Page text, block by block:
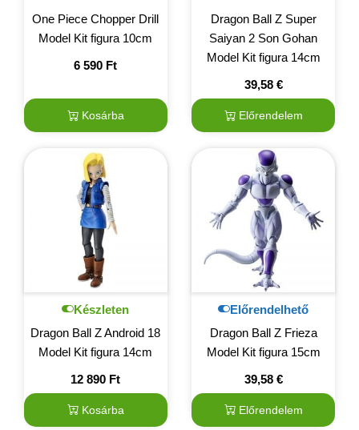
One Piece Chopper Drill
Model Kit figura 10cm
6 590 Ft
Kosárba
Dragon Ball Z Super
Saiyan 2 Son Gohan
Model Kit figura 14cm
39,58 €
Előrendelem
Készleten
Dragon Ball Z Android 18
Model Kit figura 14cm
12 890 Ft
Kosárba
Előrendelhető
Dragon Ball Z Frieza
Model Kit figura 15cm
39,58 €
Előrendelem